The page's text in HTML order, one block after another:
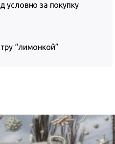
условно за покупку
“лимонкой”